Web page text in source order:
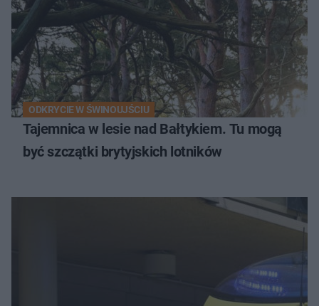
ODKRYCIE W ŚWINOUJŚCIU
Tajemnica w lesie nad Bałtykiem. Tu mogą
być szczątki brytyjskich lotników